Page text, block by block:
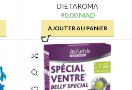
DIETAROMA
90,00MAD
AJOUTER AU PANIER